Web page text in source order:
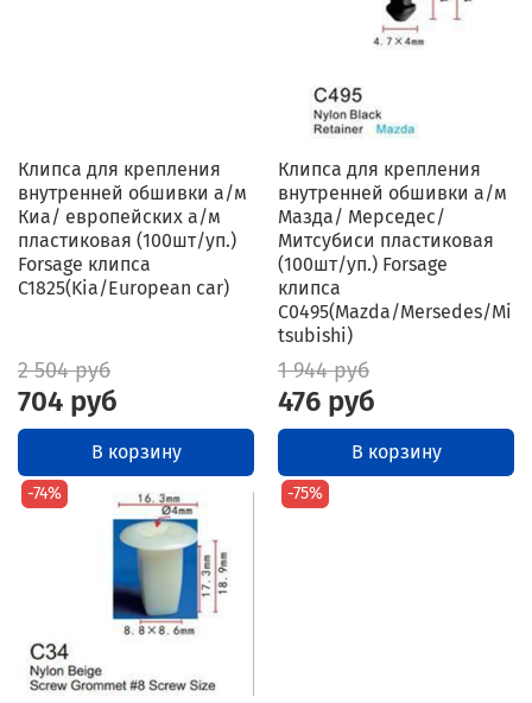
Клипса для крепления
внутренней обшивки а/м
Киа/ европейских а/м
пластиковая (100шт/уп.)
Forsage клипса
C1825(Kia/European car)
2 504 руб
704 руб
В корзину
Клипса для крепления
внутренней обшивки а/м
Мазда/ Мерседес/
Митсубиси пластиковая
(100шт/уп.) Forsage
клипса
C0495(Mazda/Mersedes/Mi
tsubishi)
1 944 руб
476 руб
В корзину
-74% -75%